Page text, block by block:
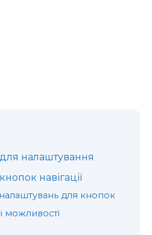
налаштування
навігації
для кнопок
можливості